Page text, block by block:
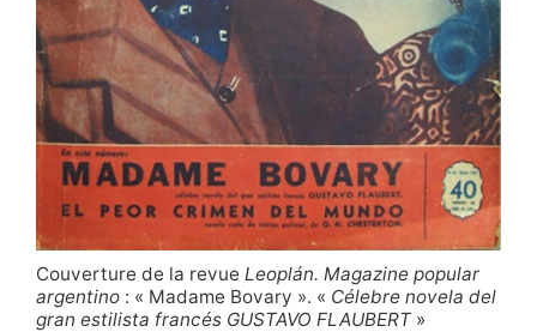
Couverture de la revue Leoplán. Magazine popular
argentino : « Madame Bovary ». « Célebre novela del
gran estilista francés GUSTAVO FLAUBERT»